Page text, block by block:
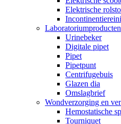
Elektrische
Laboratoriumproducten
Urinebeker
Digitale pipet
Pipet
Pipetpunt
Centrifugebuis
Glazen dia
Omslagbrief
Wondverzorging en
Hemostatische
Tourniquet